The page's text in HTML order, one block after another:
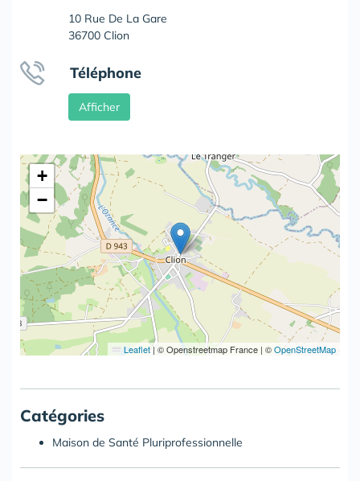
10 Rue De La Gare
36700 Clion
Téléphone
Afficher
+
−
Leaflet| © Openstreetmap France | ©OpenStreetMap
Catégories
Maison de Santé Pluriprofessionnelle